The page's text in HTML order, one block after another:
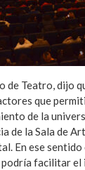
de Teatro, dijo
que
de la
de la Sala de
En ese sentido
facilitar el